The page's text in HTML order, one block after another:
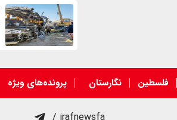
فلسطین نگارستان پرونده‌های ویژه